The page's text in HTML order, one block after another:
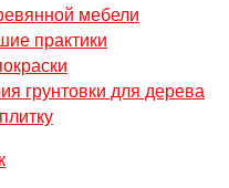
мебели
практики
грунтовки для дерева